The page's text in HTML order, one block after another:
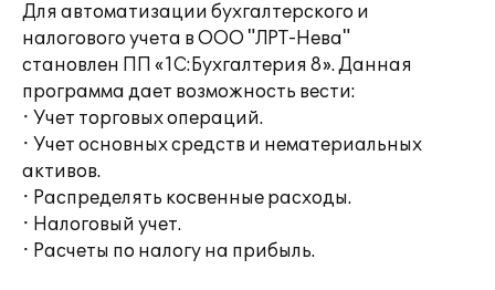
Для автоматизации бухгалтерского и
налогового учета в ООО "ЛРТ-Нева"
становлен ПП «1С:Бухгалтерия 8». Данная
программа дает возможность вести:
· Учет торговых операций.
· Учет основных средств и нематериальных
активов.
· Распределять косвенные расходы.
· Налоговый учет.
· Расчеты по налогу на прибыль.